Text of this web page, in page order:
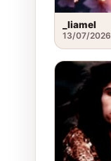
_liamel
13/07/2026